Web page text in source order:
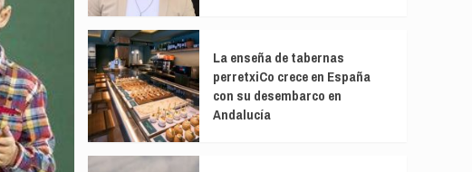
La enseña de tabernas
perretxiCo crece en España
con su desembarco en
Andalucía